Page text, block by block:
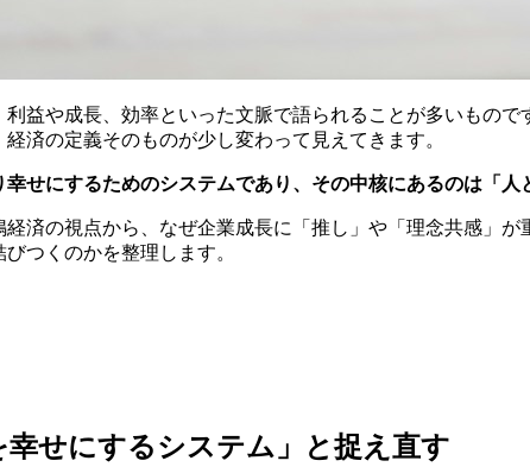
益や成長、効率といった文脈で語られることが多いもので
済の定義そのものが少し変わって見えてきます。
せにするためのシステムであり、その中核にあるのは「人
経済の視点から、なぜ企業成長に「推し」や「理念共感」が
つくのかを整理します。
幸せにするシステム」と捉え直す